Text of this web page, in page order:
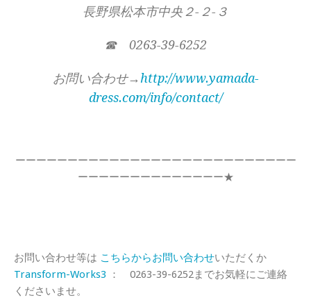
長野県松本市中央２-２-３
☎ 0263-39-6252
お問い合わせ→http://www.yamada-
dress.com/info/contact/
ーーーーーーーーーーーーーーーーーーーーーーーーーーー
ーーーーーーーーーーーーーー★
お問い合わせ等は こちらからお問い合わせいただくか
Transform-Works3 ： 0263-39-6252までお気軽にご連絡
くださいませ。